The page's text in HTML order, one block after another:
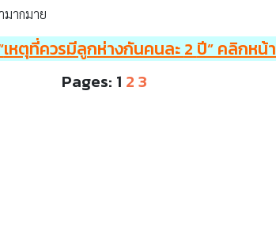
ากมาย
เหตุที่ควรมีลูกห่างกันคนละ2 ปี” คลิกหน้า
Pages: 1 23